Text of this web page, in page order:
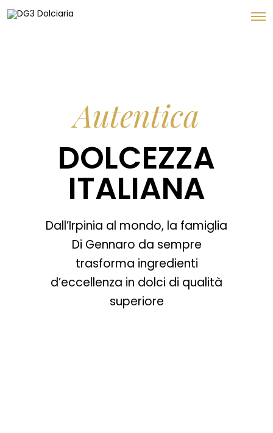
Autentica
DOLCEZZA
ITALIANA
Dall’Irpinia al mondo, la famiglia
Di Gennaro da sempre
trasforma ingredienti
d’eccellenza in dolci di qualità
superiore